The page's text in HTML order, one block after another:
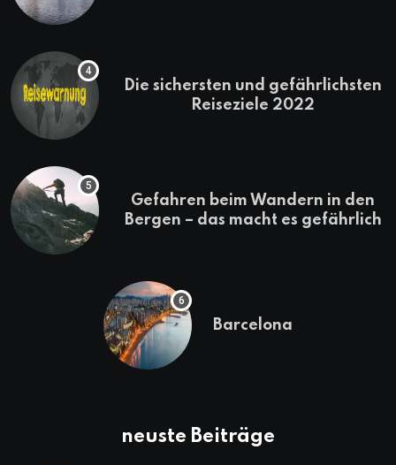
Die sichersten und gefährlichsten
Reiseziele 2022
Gefahren beim Wandern in den
Bergen – das macht es gefährlich
Barcelona
neuste Beiträge